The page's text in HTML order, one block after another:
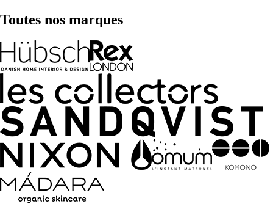
Toutes nos marques